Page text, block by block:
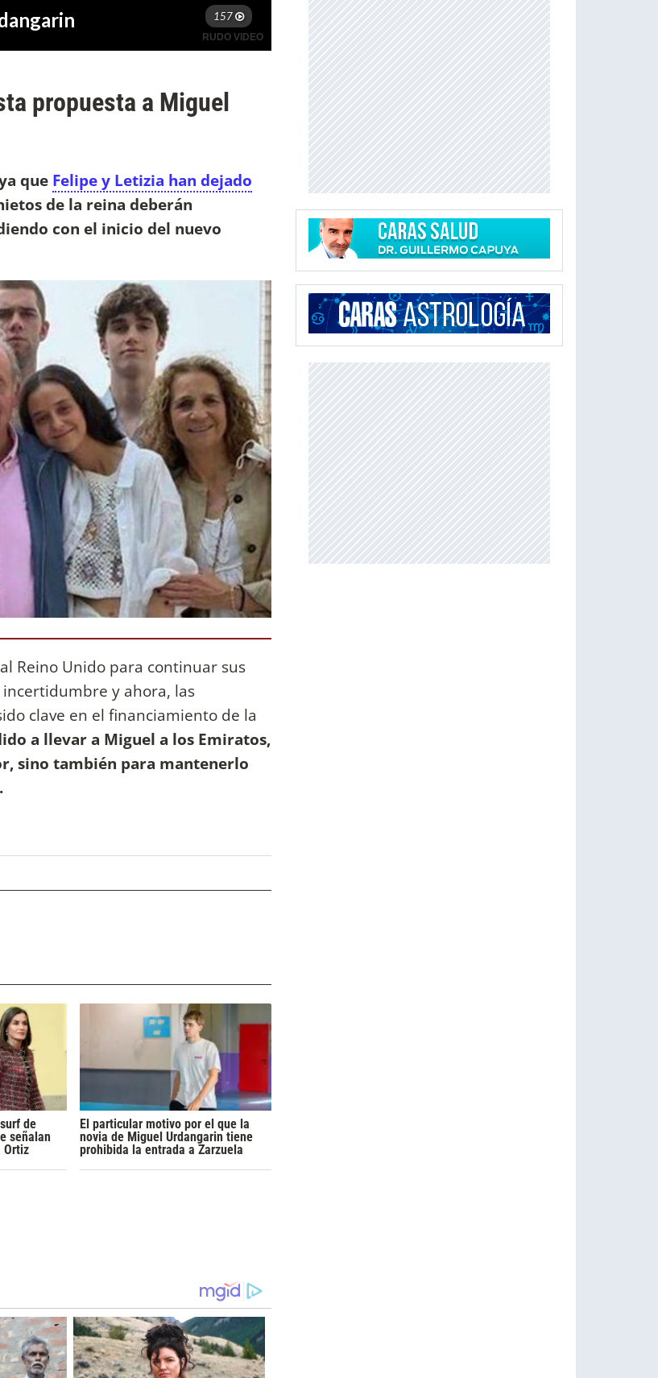
propuesta a Miguel
que Felipe y Letizia han dejado
de la reina deberán
con el inicio del nuevo
Reino Unido para continuar sus
y ahora, las
clave en el financiamiento de la
a llevar a Miguel a los Emiratos,
sino también para mantenerlo
de
señalan
Ortiz
El particular motivo por el que la
novia de Miguel Urdangarin tiene
prohibida la entrada a Zarzuela